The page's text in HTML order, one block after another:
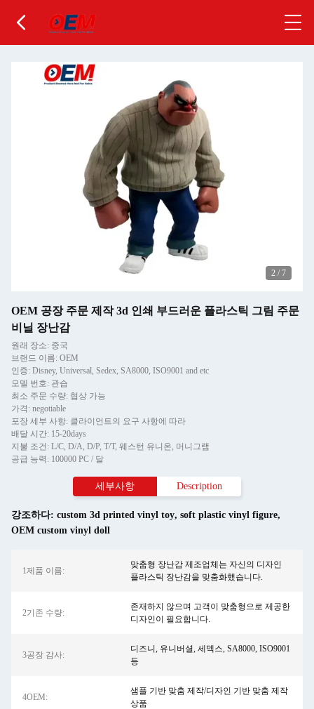
2 / 7
OEM 공장 주문 제작 3d 인쇄 부드러운 플라스틱 그림 주문
비닐 장난감
원래 장소: 중국
브랜드 이름: OEM
인증: Disney, Universal, Sedex, SA8000, ISO9001 and etc
모델 번호: 관습
최소 주문 수량: 협상 가능
가격: negotiable
포장 세부 사항: 클라이언트의 요구 사항에 따라
배달 시간: 15-20days
지불 조건: L/C, D/A, D/P, T/T, 웨스턴 유니온, 머니그램
공급 능력: 100000 PC / 달
세부사항 Description
강조하다: custom 3d printed vinyl toy, soft plastic vinyl figure,
OEM custom vinyl doll
1제품 이름:
맞춤형 장난감 제조업체는 자신의 디자인
플라스틱 장난감을 맞춤화했습니다.
2기존 수량:
존재하지 않으며 고객이 맞춤형으로 제공한
디자인이 필요합니다.
3공장 감사:
디즈니, 유니버셜, 세덱스, SA8000, ISO9001
등
4OEM:
샘플 기반 맞춤 제작/디자인 기반 맞춤 제작
상품